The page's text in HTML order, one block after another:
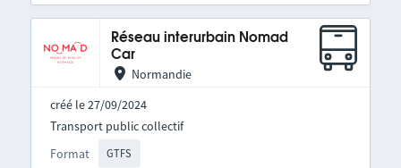
Réseau interurbain Nomad
Car
Normandie
créé le 27/09/2024
Format GTFS
Transport public collectif